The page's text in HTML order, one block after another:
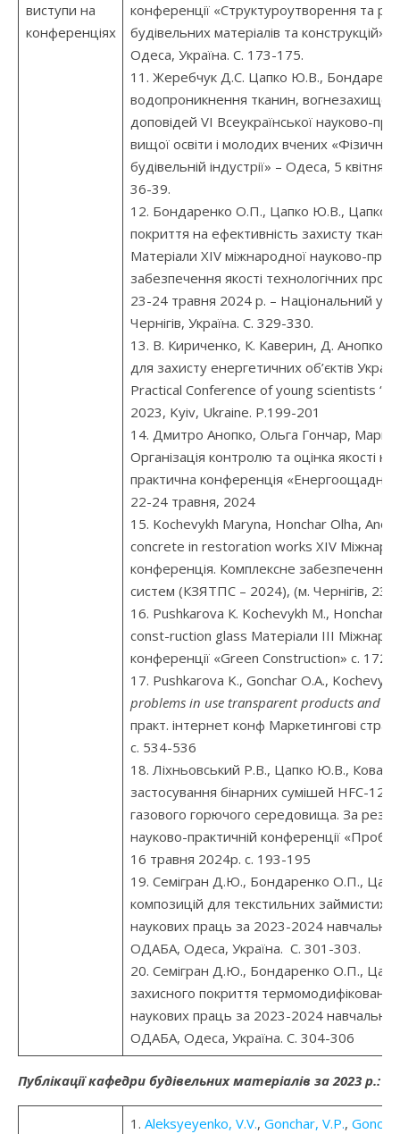
виступи на
конференціях
конференції «Структуроутворення та
будівельних матеріалів та
Одеса, Україна. С. 173-175.
11. Жеребчук Д.С. Цапко Ю.В.,
водопроникнення тканин,
доповідей VI Всеукраїнської науково-
вищої освіти і молодих вчених «Фізичні
будівельній індустрії» – Одеса, 5
36-39.
12. Бондаренко О.П., Цапко Ю.В., Цапко
покриття на ефективність захисту
Матеріали XІV міжнародної науково-
забезпечення якості технологічних
23-24 травня 2024 р. – Національний
Чернігів, Україна. С. 329-330.
13. В. Кириченко, К. Каверин, Д. Анопко
для захисту енергетичних об’єктів
Practical Conference of young scientists
2023, Kyiv, Ukraine. P.199-201
14. Дмитро Анопко, Ольга Гончар,
Організація контролю та оцінка якості
практична конференція «Енергоощадні
22-24 травня, 2024
15. Kochevykh Maryna, Honchar Olha,
concrete in restoration works XІV
конференція. Комплексне забезпечення
систем (КЗЯТПС – 2024), (м. Чернігів,
16. Pushkarova К. Kochevykh M., Honchar
const-ruction glass Матеріали ІІІ
конференції «Green Construction» c. 172-
17. Pushkarova K., Gonchar O.A.,
problems in use transparent products and
практ. інтернет конф Маркетингові
с. 534-536
18. Ліхньовський Р.В., Цапко Ю.В.,
застосування бінарних сумішей HFC-
газового горючого середовища. За
науково-практичній конференції
16 травня 2024р. с. 193-195
19. Семігран Д.Ю., Бондаренко О.П.,
композицій для текстильних займистих
наукових праць за 2023-2024
ОДАБА, Одеса, Україна. С. 301-303.
20. Семігран Д.Ю., Бондаренко О.П.,
захисного покриття
наукових праць за 2023-2024
ОДАБА, Одеса, Україна. С. 304-306
Публікації кафедри будівельних матеріалів за 2023 р.:
1. Aleksyeyenko, V.V., Gonchar, V.P.,